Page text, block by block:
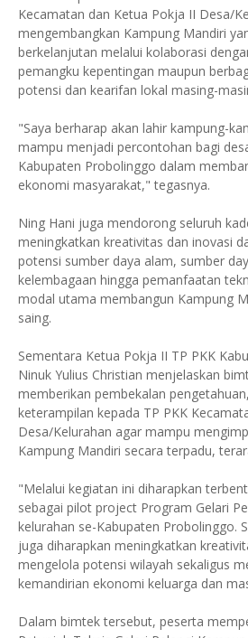
Kecamatan dan Ketua Pokja II Desa/
mengembangkan Kampung Mandiri
berkelanjutan melalui kolaborasi
pemangku kepentingan maupun
potensi dan kearifan lokal masing-
"Saya berharap akan lahir kampung-
mampu menjadi percontohan bagi
Kabupaten Probolinggo dalam
ekonomi masyarakat," tegasnya.
Ning Hani juga mendorong seluruh
meningkatkan kreativitas dan inovasi
potensi sumber daya alam, sumber
kelembagaan hingga pemanfaatan
modal utama membangun Kampung
saing.
Sementara Ketua Pokja II TP PKK
Ninuk Yulius Christian menjelaskan
memberikan pembekalan
keterampilan kepada TP PKK
Desa/Kelurahan agar mampu
Kampung Mandiri secara terpadu,
"Melalui kegiatan ini diharapkan
sebagai pilot project Program Gelari
kelurahan se-Kabupaten Probolinggo.
juga diharapkan meningkatkan
mengelola potensi wilayah sekaligus
kemandirian ekonomi keluarga dan
Dalam bimtek tersebut, peserta